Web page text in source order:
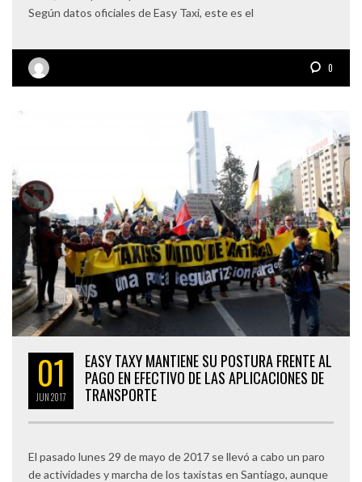
Según datos oficiales de Easy Taxi, este es el
0
01
JUN2017
EASY TAXY MANTIENE SU POSTURA FRENTE AL
PAGO EN EFECTIVO DE LAS APLICACIONES DE
TRANSPORTE
El pasado lunes 29 de mayo de 2017 se llevó a cabo un paro
de actividades y marcha de los taxistas en Santiago, aunque